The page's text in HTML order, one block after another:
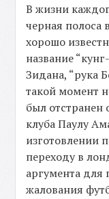
В жизни
черная полоса
хорошо
название
Зидана, “рука
такой момент
был отстранен
клуба Паулу
изготовлении
переходу в
аргумента
жалования